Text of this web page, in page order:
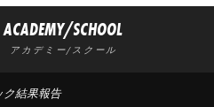
ACADEMY/SCHOOL
アカデミー/スクール
ク結果報告